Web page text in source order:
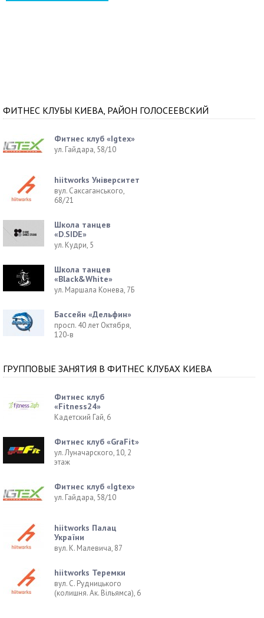
ФИТНЕС КЛУБЫ КИЕВА, РАЙОН ГОЛОСЕЕВСКИЙ
Фитнес клуб «Igtex»
ул. Гайдара, 58/10
hiitworks Університет
вул. Саксаганського,
68/21
Школа танцев
«D.SIDE»
ул. Кудри, 5
Школа танцев
«Black&White»
ул. Маршала Конева, 7Б
Бассейн «Дельфин»
просп. 40 лет Октября,
120-в
ГРУППОВЫЕ ЗАНЯТИЯ В ФИТНЕС КЛУБАХ КИЕВА
Фитнес клуб
«Fitness24»
Кадетский Гай, 6
Фитнес клуб «GraFit»
ул. Луначарского, 10, 2
этаж
Фитнес клуб «Igtex»
ул. Гайдара, 58/10
hiitworks Палац
України
вул. К. Малевича, 87
hiitworks Теремки
вул. С. Рудницького
(колишня. Ак. Вільямса), 6